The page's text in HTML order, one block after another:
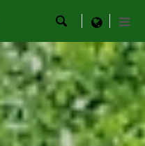
 menu